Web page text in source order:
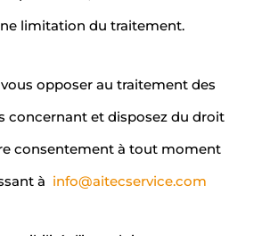
limitation du traitement.
opposer au traitement des
concernant et disposez du droit
consentement à tout moment
à info@aitecservice.com